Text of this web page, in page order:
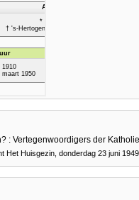
: Vertegenwoordigers der
Het Huisgezin, donderdag 23 juni 1949